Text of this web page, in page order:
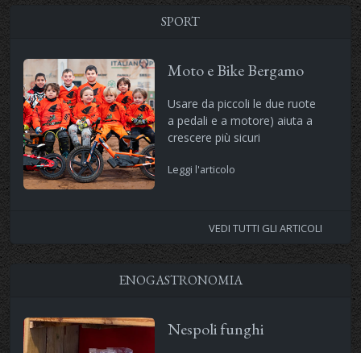
SPORT
Moto e Bike Bergamo
Usare da piccoli le due ruote
a pedali e a motore) aiuta a
crescere più sicuri
Leggi l'articolo
VEDI TUTTI GLI ARTICOLI
ENOGASTRONOMIA
Nespoli funghi